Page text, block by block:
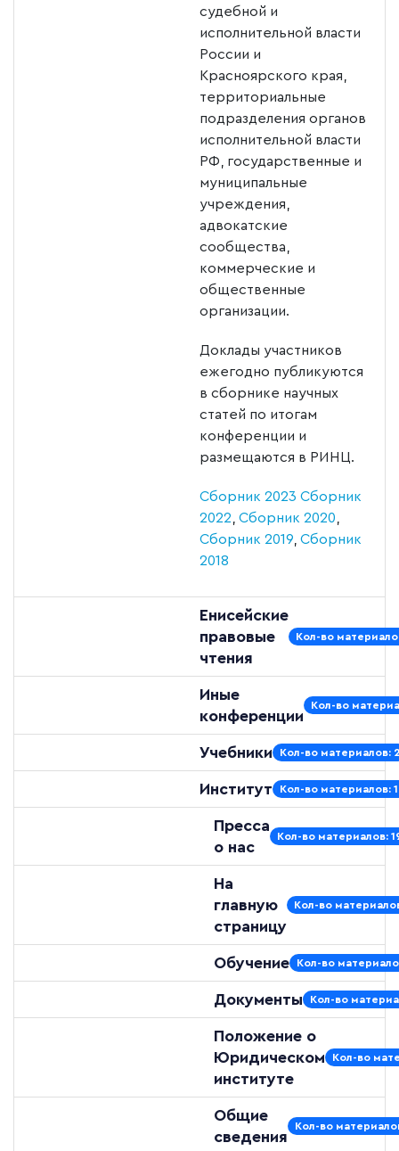
судебной и
исполнительной власти
России и
Красноярского края,
территориальные
подразделения органов
исполнительной власти
РФ, государственные и
муниципальные
учреждения,
адвокатские
сообщества,
коммерческие и
общественные
организации.
Доклады участников
ежегодно публикуются
в сборнике научных
статей по итогам
конференции и
размещаются в РИНЦ.
Сборник 2023 Сборник
2022 Сборник 2020
Сборник 2019 Сборник
2018
Енисейские
правовые
чтения
Кол-во
Иные
конференции
Кол-во
Учебники Кол-во материалов: 2
Институт Кол-во материалов:
Пресса
о нас
Кол-во материалов:
На
главную
страницу
Кол-во
Обучение Кол-во
Документы Кол-во
Положение о
Юридическом
институте
Кол-во
Общие
сведения
Кол-во